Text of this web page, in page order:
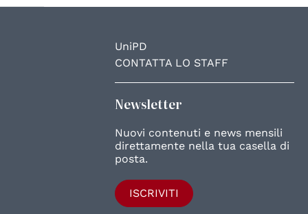
UniPD
CONTATTA LO STAFF
Newsletter
Nuovi contenuti e news mensili
direttamente nella tua casella di
posta.
ISCRIVITI